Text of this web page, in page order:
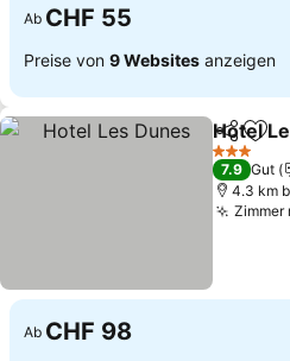
Ab CHF 55
Preise von 9 Websites anzeigen
TeilenZu
Hotel
3 Sterne
7.9 Gut
4.3 km
Zimmer
Ab CHF 98